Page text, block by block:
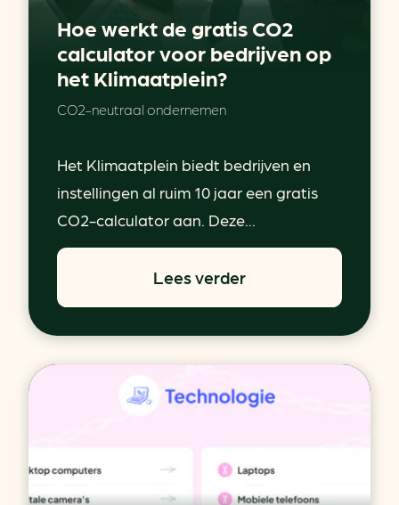
Hoe werkt de gratis CO2
calculator voor bedrijven op
het Klimaatplein?
CO2-neutraal ondernemen
Het Klimaatplein biedt bedrijven en
instellingen al ruim 10 jaar een gratis
CO2-calculator aan. Deze...
Lees verder